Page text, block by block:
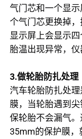
气门芯和一个显
个气门芯更换掉，
显示屏上会显示
胎温出现异常，仪
3.做轮胎防扎处理
汽车轮胎防扎处
膜，当轮胎遇到
保轮胎不会漏气
35mm的保护膜